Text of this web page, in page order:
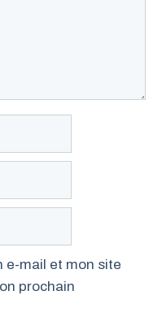
e-mail et mon site
prochain